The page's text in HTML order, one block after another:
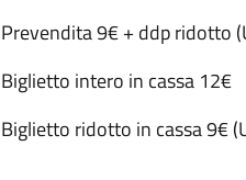
Prevendita 9€ + ddp ridotto
Biglietto intero in cassa 12€
Biglietto ridotto in cassa 9€